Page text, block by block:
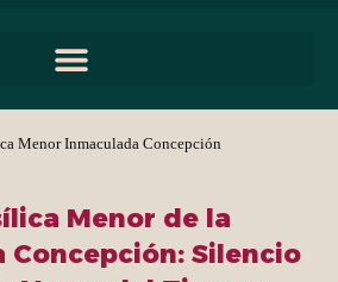
Menor de la
Concepción: Silencio